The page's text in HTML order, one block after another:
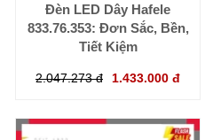
Đèn LED Dây Hafele
833.76.353: Đơn Sắc, Bền,
Tiết Kiệm
2.047.273 đ 1.433.000 đ